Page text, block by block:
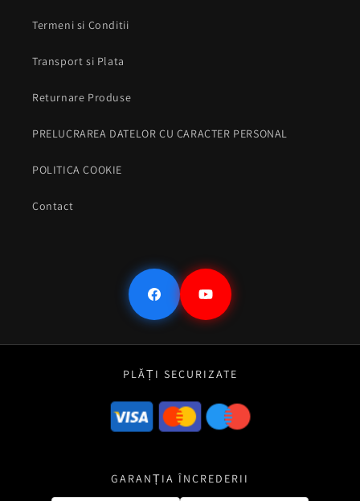
Termeni si Conditii
Transport si Plata
Returnare Produse
PRELUCRAREA DATELOR CU CARACTER PERSONAL
POLITICA COOKIE
Contact
FacebookYouTube
PLĂȚI SECURIZATE
GARANȚIA ÎNCREDERII